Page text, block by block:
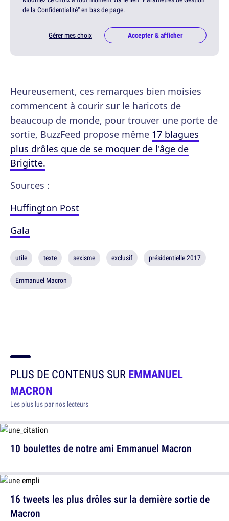
de la Confidentialité" en bas de page.
Gérer mes choix Accepter & afficher
Heureusement, ces remarques bien moisies
commencent à courir sur le haricots de
beaucoup de monde, pour trouver une porte de
sortie, BuzzFeed propose même 17 blagues
plus drôles que de se moquer de l'âge de
Brigitte.
Sources :
Huffington Post
Gala
utile texte sexisme exclusif présidentielle 2017
Emmanuel Macron
PLUS DE CONTENUS SUREMMANUEL
MACRON
Les plus lus par nos lecteurs
16 tweets les plus drôles sur la dernière sortie de
Macron
10 boulettes de notre ami Emmanuel Macron